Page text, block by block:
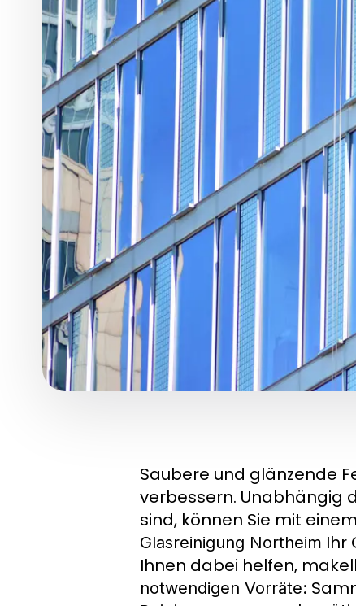
Saubere und glänzende
verbessern. Unabhängig
sind, können Sie mit
Glasreinigung Northeim Ihr
Ihnen dabei helfen,
notwendigen Vorräte: